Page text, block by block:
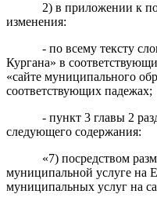
2) в приложении к
изменения:
-по всему тексту
Кургана» в
«сайте муниципального
соответствующих падежах;
- пункт 3 главы 2
следующего содержания:
«7) посредством
муниципальной услуге на
муниципальных услуг на